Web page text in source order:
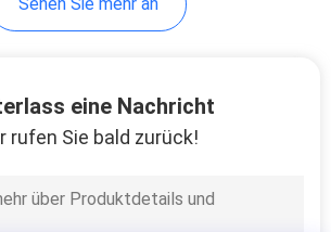
eine Nachricht
rufen Sie bald zurück!